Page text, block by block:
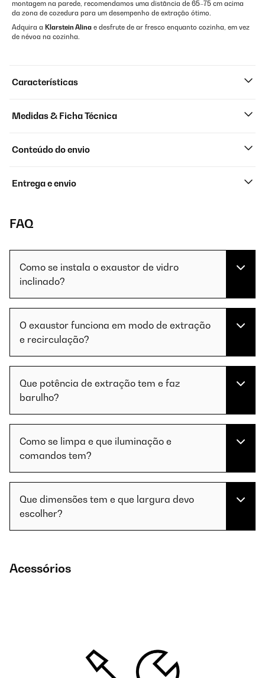
montagem na parede, recomendamos uma distância de 65–75 cm acima
da zona de cozedura para um desempenho de extração ótimo.
Adquira a Klarstein Alina e desfrute de ar fresco enquanto cozinha, em vez
de névoa na cozinha.
Características
Medidas & Ficha Técnica
Conteúdo do envio
Entrega e envio
FAQ
Como se instala o exaustor de vidro
inclinado?
O exaustor funciona em modo de extração
e recirculação?
Que potência de extração tem e faz
barulho?
Como se limpa e que iluminação e
comandos tem?
Que dimensões tem e que largura devo
escolher?
Acessórios